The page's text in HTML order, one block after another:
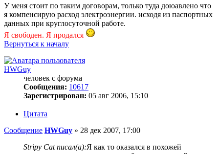
У меня стоит по таким договорам, только туда доюавлено что
я компенсирую расход электроэнергии. исходя из паспортных
данных при круглосуточной работе.
Я свободен. Я продался
Вернуться к началу
HWGuy
человек с форума
Сообщения: 10617
Зарегистрирован: 05 авг 2006, 15:10
Цитата
Сообщение HWGuy » 28 дек 2007, 17:00
Stripy Cat писал(а):Я как то оказался в похожей